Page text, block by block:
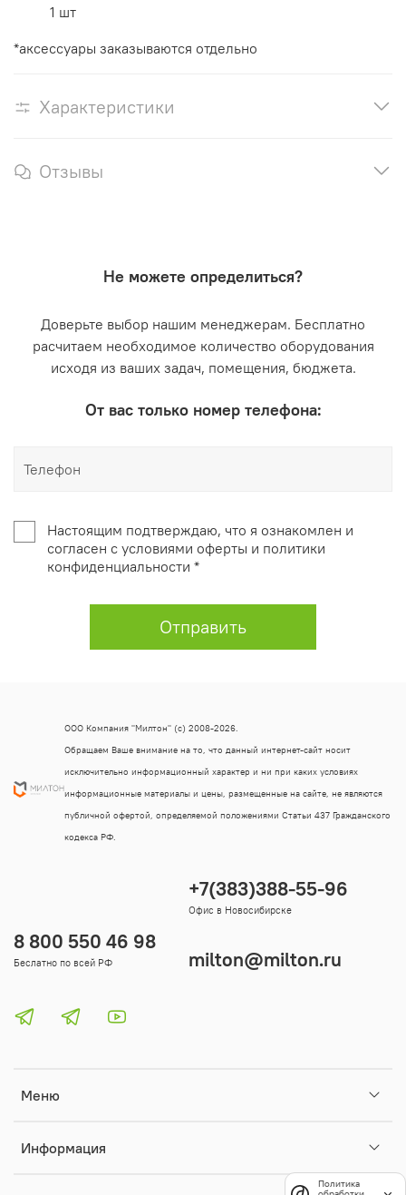
1 шт
*аксессуары заказываются отдельно
Характеристики
Отзывы
Не можете определиться?
Доверьте выбор нашим менеджерам. Бесплатно
расчитаем необходимое количество оборудования
исходя из ваших задач, помещения, бюджета.
От вас только номер телефона:
Настоящим подтверждаю, что я ознакомлен и
согласен с условиями оферты и политики
конфиденциальности *
Отправить
Меню
Информация
8 800 550 46 98
Беслатно по всей РФ
+7(383)388-55-96
Офис в Новосибирске
milton@milton.ru
ООО Компания "Милтон" (с) 2008-2026.
Обращаем Ваше внимание на то, что данный интернет-сайт носит
исключительно информационный характер и ни при каких условиях
информационные материалы и цены, размещенные на сайте, не являются
публичной офертой, определяемой положениями Статьи 437 Гражданского
кодекса РФ.
Политика